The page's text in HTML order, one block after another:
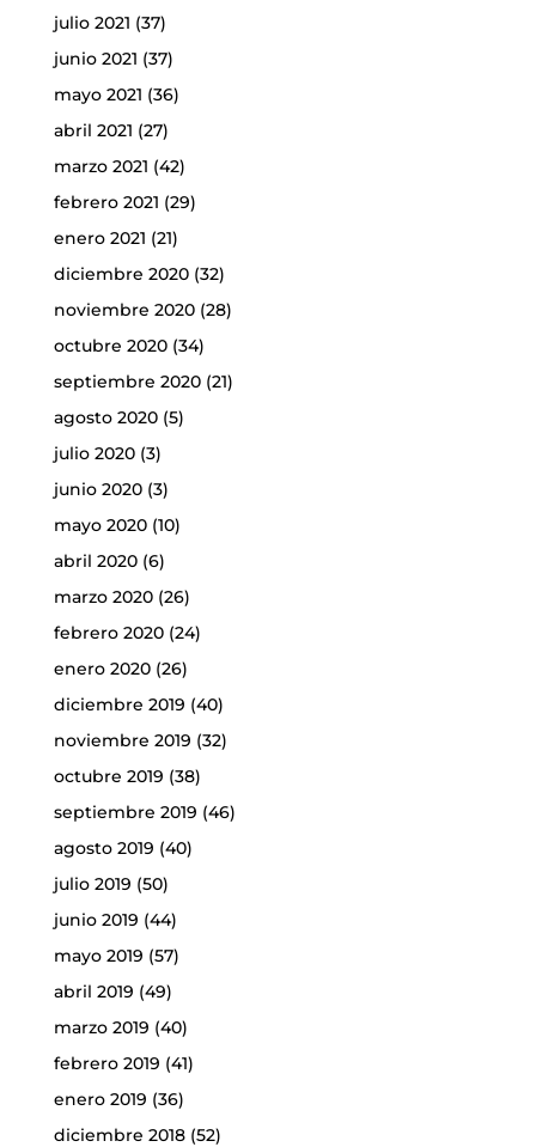
julio 2021 (37)
junio 2021 (37)
mayo 2021 (36)
abril 2021 (27)
marzo 2021 (42)
febrero 2021 (29)
enero 2021 (21)
diciembre 2020(32)
noviembre 2020(28)
octubre 2020(34)
septiembre 2020(21)
agosto 2020(5)
julio 2020(3)
junio 2020(3)
mayo 2020(10)
abril 2020(6)
marzo 2020(26)
febrero 2020(24)
enero 2020(26)
diciembre 2019 (40)
noviembre 2019 (32)
octubre 2019 (38)
septiembre 2019 (46)
agosto 2019 (40)
julio 2019 (50)
junio 2019 (44)
mayo 2019 (57)
abril 2019 (49)
marzo 2019 (40)
febrero 2019 (41)
enero 2019 (36)
diciembre 2018(52)